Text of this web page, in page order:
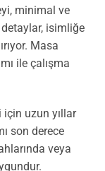
minimal ve
isimliğe
Masa
ile çalışma
için uzun yıllar
son derece
veya